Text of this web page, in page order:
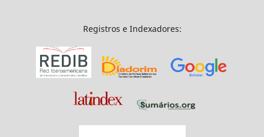
Registros e Indexadores: